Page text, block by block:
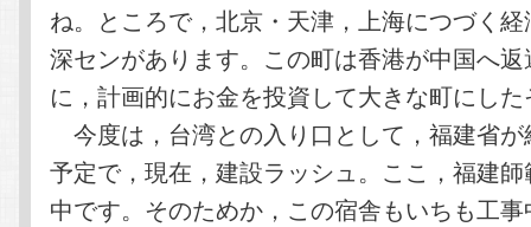
ね。ところで，北京・天津，上海につづく
深センがあります。この町は香港が中国へ
に，計画的にお金を投資して大きな町にし
今度は，台湾との入り口として，福建省
予定で，現在，建設ラッシュ。ここ，福建
中です。そのためか，この宿舎もいちも工